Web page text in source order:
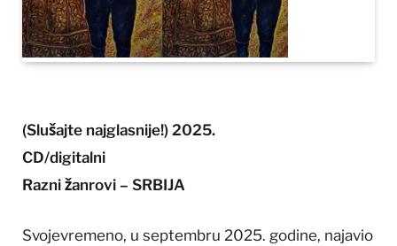
(Slušajte najglasnije!) 2025.
CD/digitalni
Razni žanrovi – SRBIJA
Svojevremeno, u septembru 2025. godine, najavio